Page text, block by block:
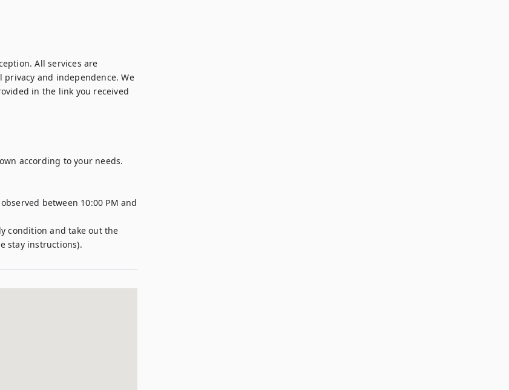
All services are
and independence. We
in the link you received
according to your needs.
between 10:00 PM and
condition and take out the
stay instructions).